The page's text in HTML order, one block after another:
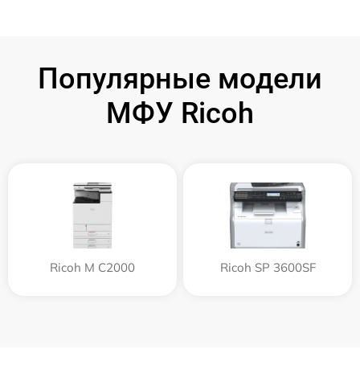
Популярные модели
МФУ Ricoh
Ricoh M C2000 Ricoh SP 3600SF